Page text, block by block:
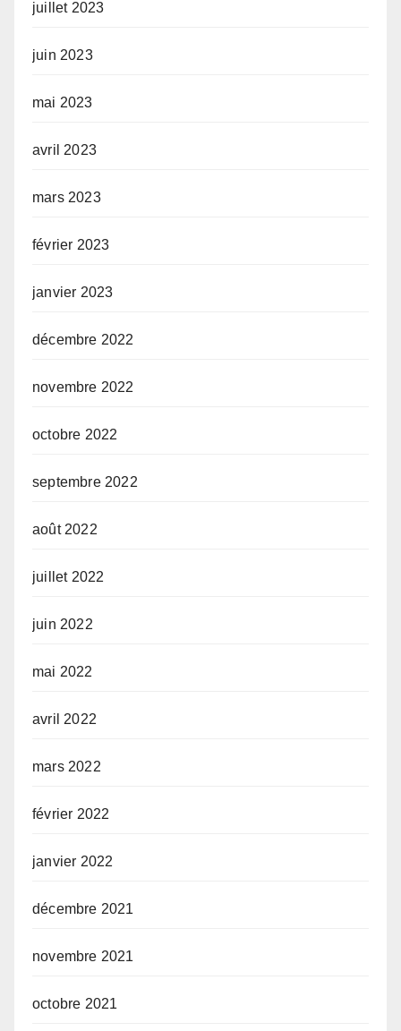
juillet 2023
juin 2023
mai 2023
avril 2023
mars 2023
février 2023
janvier 2023
décembre 2022
novembre 2022
octobre 2022
septembre 2022
août 2022
juillet 2022
juin 2022
mai 2022
avril 2022
mars 2022
février 2022
janvier 2022
décembre 2021
novembre 2021
octobre 2021